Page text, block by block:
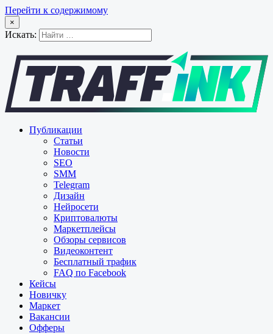
Перейти к содержимому
×
Искать:
Публикации
Статьи
Новости
SEO
SMM
Telegram
Дизайн
Нейросети
Криптовалюты
Маркетплейсы
Обзоры сервисов
Видеоконтент
Бесплатный трафик
FAQ по Facebook
Кейсы
Новичку
Маркет
Вакансии
Офферы